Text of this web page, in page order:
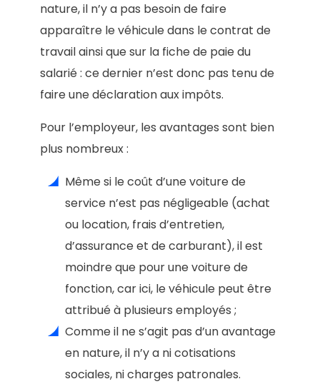
nature, il n’y a pas besoin de faire
apparaître le véhicule dans le contrat de
travail ainsi que sur la fiche de paie du
salarié : ce dernier n’est donc pas tenu de
faire une déclaration aux impôts.
Pour l’employeur, les avantages sont bien
plus nombreux :
Même si le coût d’une voiture de
service n’est pas négligeable (achat
ou location, frais d’entretien,
d’assurance et de carburant), il est
moindre que pour une voiture de
fonction, car ici, le véhicule peut être
attribué à plusieurs employés ;
Comme il ne s’agit pas d’un avantage
en nature, il n’y a ni cotisations
sociales, ni charges patronales.